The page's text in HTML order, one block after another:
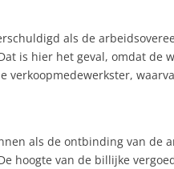
als de
is hier het geval, omdat
verkoopmedewerkster,
als de ontbinding van de
hoogte van de billijke